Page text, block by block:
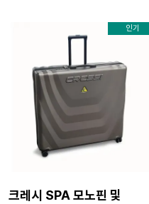
인기
크레시 SPA 모노핀 및